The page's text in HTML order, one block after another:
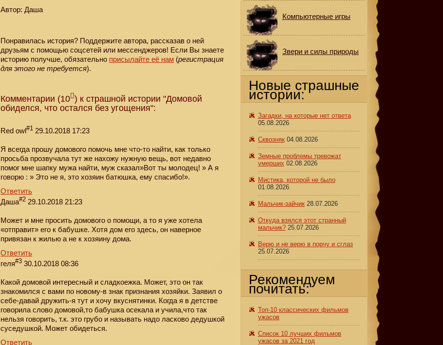
Автор: Даша
Понравилась история? Поддержите автора, рассказав о ней
друзьям с помощью соцсетей или мессенджеров! Если Вы знаете
историю получше, обязательно присылайте её нам (регистрация
для этого не требуется).
Комментарии (10 ) к страшной истории "Домовой
обиделся, что остался без угощения":
Red owl#1 29.10.2018 17:23
Я всегда прошу домового помочь мне что-то найти, как только
просьба прозвучала тут же нахожу нужную вещь, вот недавно
помог мне шапку мужа найти, муж сказал»Вот ты молодец! » А я
говорю : » Это не я, это хозяин батюшка, ему спасибо!».
Ответить
Даша#2 29.10.2018 21:23
Может и мне просить домового о помощи, а то я уже хотела
«отправит» его к бабушке. Хотя дом его здесь, он наверное
привязан к жилью а не к хозяину дома.
Ответить
геля#3 30.10.2018 08:36
Какой домовой интересный и сладкоежка. Может, это он так
знакомился с вами по новому-в знак признания хозяйки. Заявил о
себе-давай дружить-я тут и хочу вкуснятинки. Когда я в детстве
говорила слово домовой,то бабушка осекала и учила,что так
нельзя говорить, т.к. это грубо и называть надо ласково дедушкой
суседушкой. Может обидеться.
Ответить
Компьютерные игры
Звери и силы природы
Новые страшные
истории:
Загадки, на которые нет ответа
05.08.2026
Сквозняк 04.08.2026
Земные проблемы тревожат
умерших 02.08.2026
Мистика, которой не было
01.08.2026
Мальчик-зайчик 28.07.2026
Откуда взялся этот странный
мальчик? 25.07.2026
Верю и не верю в порчу и сглаз
25.07.2026
Рекомендуем
почитать:
Топ-10 классических фильмов
ужасов
Список 10 лучших фильмов
ужасов за 2021 год